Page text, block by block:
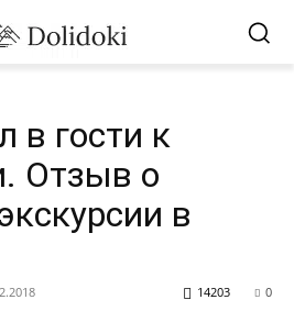
в гости к
Отзыв о
в
0
14203